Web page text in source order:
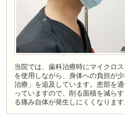
当院では、歯科治療時にマイクロ
を使用しながら、身体への負担が
治療」を追及しています。患部を
っていますので、削る面積を減ら
る痛み自体が発生しにくくなります